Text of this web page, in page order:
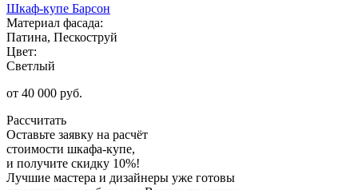
Шкаф-купе Барсон
Материал фасада:
Патина, Пескоструй
Цвет:
Светлый
от 40 000 руб.
Рассчитать
Оставьте заявку на расчёт
стоимости шкафа-купе,
и получите скидку 10%!
Лучшие мастера и дизайнеры уже готовы